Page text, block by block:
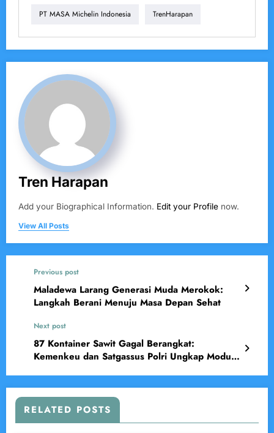
PT MASA Michelin Indonesia TrenHarapan
Tren Harapan
Add your Biographical Information. Edit your Profile now.
View All Posts
Previous post
Maladewa Larang Generasi Muda Merokok:
Langkah Berani Menuju Masa Depan Sehat
Next post
87 Kontainer Sawit Gagal Berangkat:
Kemenkeu dan Satgassus Polri Ungkap Modus
RELATED POSTS